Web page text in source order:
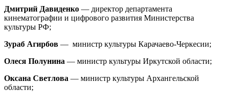
Дмитрий Давиденко — директор департамента
кинематографии и цифрового развития Министерства
культуры РФ;
Зураб Агирбов — министр культуры Карачаево-Черкесии;
Олеся Полунина — министр культуры Иркутской области;
Оксана Светлова — министр культуры Архангельской
области;